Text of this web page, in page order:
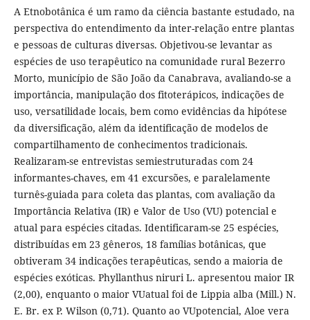
A Etnobotânica é um ramo da ciência bastante estudado, na
perspectiva do entendimento da inter-relação entre plantas
e pessoas de culturas diversas. Objetivou-se levantar as
espécies de uso terapêutico na comunidade rural Bezerro
Morto, município de São João da Canabrava, avaliando-se a
importância, manipulação dos fitoterápicos, indicações de
uso, versatilidade locais, bem como evidências da hipótese
da diversificação, além da identificação de modelos de
compartilhamento de conhecimentos tradicionais.
Realizaram-se entrevistas semiestruturadas com 24
informantes-chaves, em 41 excursões, e paralelamente
turnês-guiada para coleta das plantas, com avaliação da
Importância Relativa (IR) e Valor de Uso (VU) potencial e
atual para espécies citadas. Identificaram-se 25 espécies,
distribuídas em 23 gêneros, 18 famílias botânicas, que
obtiveram 34 indicações terapêuticas, sendo a maioria de
espécies exóticas. Phyllanthus niruri L. apresentou maior IR
(2,00), enquanto o maior VUatual foi de Lippia alba (Mill.) N.
E. Br. ex P. Wilson (0,71). Quanto ao VUpotencial, Aloe vera